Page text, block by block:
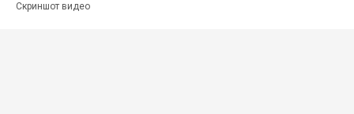
Скриншот видео